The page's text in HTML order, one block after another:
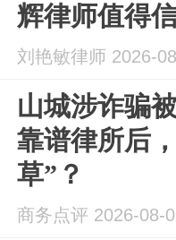
辉律师值得
刘艳敏律师 2026-
山城涉诈骗
靠谱律所后
草”？
商务点评 2026-08-